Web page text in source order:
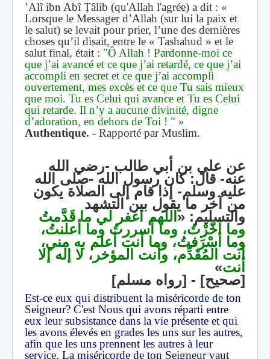
ʽAlî ibn Abî Ṭâlib (qu'Allah l'agrée) a dit : «
Lorsque le Messager d’Allah (sur lui la paix et
le salut) se levait pour prier, l’une des dernières
choses qu’il disait, entre le « Tashahud » et le
salut final, était : "Ô Allah ! Pardonne-moi ce
que j’ai avancé et ce que j’ai retardé, ce que j’ai
accompli en secret et ce que j’ai accompli
ouvertement, mes excès et ce que Tu sais mieux
que moi. Tu es Celui qui avance et Tu es Celui
qui retarde. Il n’y a aucune divinité, digne
d’adoration, en dehors de Toi ! " »
Authentique. - Rapporté par Muslim.
عن علي بن أبي طالب -رضي الله
عنه- قال:كان رسول الله -صلى الله
عليه وسلم- إذا قام إلى الصلاة يكون
من آخر ما يقول بين التشهد
والتسليم: « اللهم اغفر لي ما قَدَّمتُ
وما أخَّرْتُ، وما أسررتُ وما أعلنتُ،
وما أسْرَفتُ، وما أنت أعلم به مني،
أنت المُقَدِّم، وأنت المؤخر، لا إله إلا
أنت»
[صحيح] - [رواه مسلم]
Est-ce eux qui distribuent la miséricorde de ton
Seigneur? C'est Nous qui avons réparti entre
eux leur subsistance dans la vie présente et qui
les avons élevés en grades les uns sur les autres,
afin que les uns prennent les autres à leur
service. La miséricorde de ton Seigneur vaut